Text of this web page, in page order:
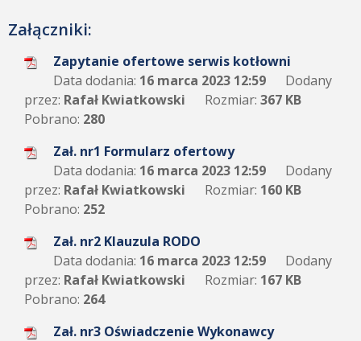
Załączniki:
Zapytanie ofertowe serwis kotłowni
Data dodania: 16 marca 2023 12:59
Dodany
przez: Rafał Kwiatkowski Rozmiar: 367 KB
Pobrano: 280
Zał. nr1 Formularz ofertowy
Data dodania: 16 marca 2023 12:59
Dodany
przez: Rafał Kwiatkowski Rozmiar: 160 KB
Pobrano: 252
Zał. nr2 Klauzula RODO
Data dodania: 16 marca 2023 12:59
Dodany
przez: Rafał Kwiatkowski Rozmiar: 167 KB
Pobrano: 264
Zał. nr3 Oświadczenie Wykonawcy